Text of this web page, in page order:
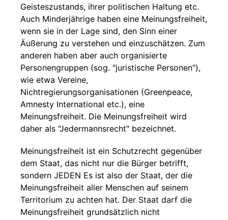
Geisteszustands, ihrer politischen Haltung etc.
Auch Minderjährige haben eine Meinungsfreiheit,
wenn sie in der Lage sind, den Sinn einer
Äußerung zu verstehen und einzuschätzen. Zum
anderen haben aber auch organisierte
Personengruppen (sog. "juristische Personen"),
wie etwa Vereine,
Nichtregierungsorganisationen (Greenpeace,
Amnesty International etc.), eine
Meinungsfreiheit. Die Meinungsfreiheit wird
daher als "Jedermannsrecht" bezeichnet.
Meinungsfreiheit ist ein Schutzrecht gegenüber
dem Staat, das nicht nur die Bürger betrifft,
sondern JEDEN Es ist also der Staat, der die
Meinungsfreiheit aller Menschen auf seinem
Territorium zu achten hat. Der Staat darf die
Meinungsfreiheit grundsätzlich nicht